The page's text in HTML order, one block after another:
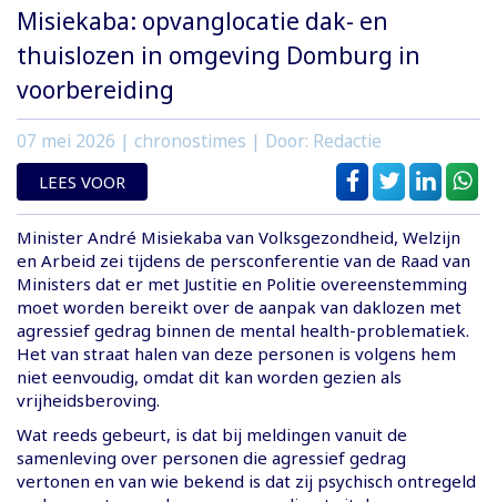
Misiekaba: opvanglocatie dak- en
thuislozen in omgeving Domburg in
voorbereiding
07 mei 2026 | chronostimes | Door: Redactie
LEES VOOR
Minister André Misiekaba van Volksgezondheid, Welzijn
en Arbeid zei tijdens de persconferentie van de Raad van
Ministers dat er met Justitie en Politie overeenstemming
moet worden bereikt over de aanpak van daklozen met
agressief gedrag binnen de mental health-problematiek.
Het van straat halen van deze personen is volgens hem
niet eenvoudig, omdat dit kan worden gezien als
vrijheidsberoving.
Wat reeds gebeurt, is dat bij meldingen vanuit de
samenleving over personen die agressief gedrag
vertonen en van wie bekend is dat zij psychisch ontregeld